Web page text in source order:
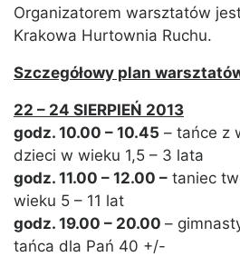
Organizatorem warsztatów
Krakowa Hurtownia Ruchu.
Szczegółowy plan
22 – 24 SIERPIEŃ 2013
godz. 10.00 – 10.45 – tańce z
dzieci w wieku 1,5 – 3 lata
godz. 11.00 – 12.00 – taniec
wieku 5 – 11 lat
godz. 19.00 – 20.00 –
tańca dla Pań 40 +/-